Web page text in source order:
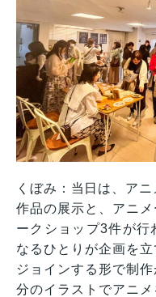
くぼみ：当日は、ア
作品の展示と、アニ
ークショップ3件が行
なるひとりが企画を
ジョインする形で制
分のイラストでアニ